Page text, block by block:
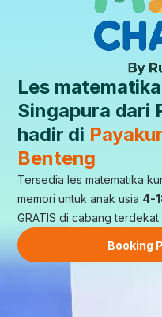
Les
Singapura dari
hadir di
Benteng
Tersedia les matematika
memori untuk anak usia 4-
GRATIS di cabang terdekat
Booking